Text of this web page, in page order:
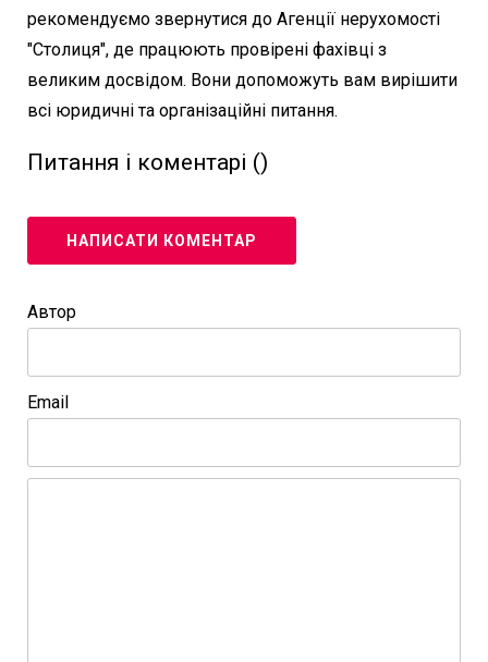
рекомендуємо звернутися до Агенції нерухомості
"Столиця", де працюють провірені фахівці з
великим досвідом. Вони допоможуть вам вирішити
всі юридичні та організаційні питання.
Питання і коментарі ()
НАПИСАТИ КОМЕНТАР
Автор
Email